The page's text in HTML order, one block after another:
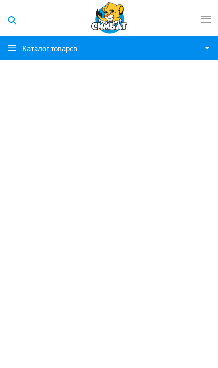
Каталог товаров